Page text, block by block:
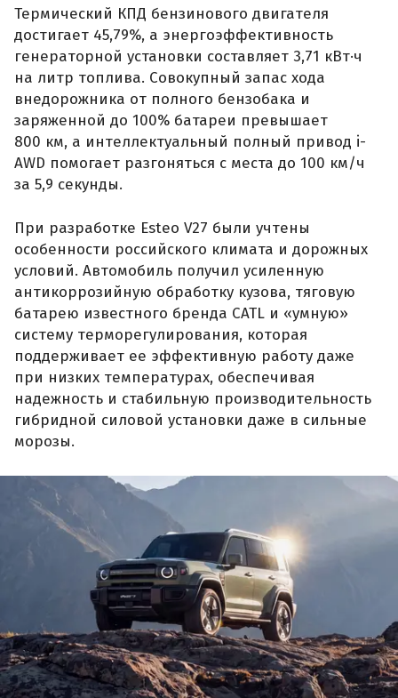
Термический КПД бензинового двигателя
достигает 45,79%, а энергоэффективность
генераторной установки составляет 3,71 кВт·ч
на литр топлива. Совокупный запас хода
внедорожника от полного бензобака и
заряженной до 100% батареи превышает
800 км, а интеллектуальный полный привод i-
AWD помогает разгоняться с места до 100 км/ч
за 5,9 секунды.
При разработке Esteo V27 были учтены
особенности российского климата и дорожных
условий. Автомобиль получил усиленную
антикоррозийную обработку кузова, тяговую
батарею известного бренда CATL и «умную»
систему терморегулирования, которая
поддерживает ее эффективную работу даже
при низких температурах, обеспечивая
надежность и стабильную производительность
гибридной силовой установки даже в сильные
морозы.